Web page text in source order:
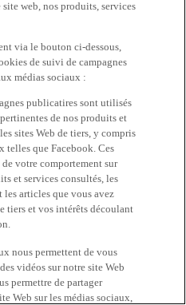
web, nos produits, services
via le bouton ci-dessous,
de suivi de campagnes
médias sociaux :
publicatires sont utilisés
de nos produits et
sites Web de tiers, y compris
telles que Facebook. Ces
votre comportement sur
et services consultés, les
les articles que vous avez
tiers et vos intérêts découlant
nous permettent de vous
vidéos sur notre site Web
permettre de partager
Web sur les médias sociaux,